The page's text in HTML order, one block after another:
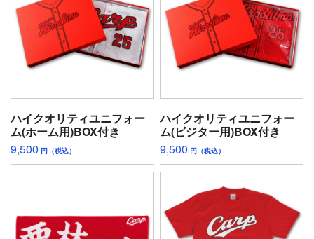
ハイクオリティユニフォー
ム(ホーム用)BOX付き
9,500 円（税込）
ハイクオリティユニフォー
ム(ビジター用)BOX付き
9,500 円（税込）